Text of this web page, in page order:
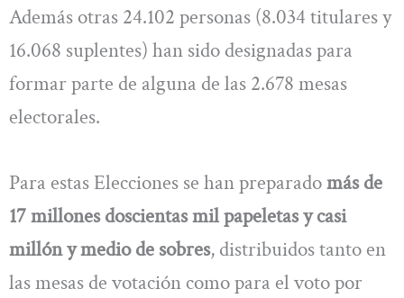
Además otras 24.102 personas (8.034 titulares y
16.068 suplentes) han sido designadas para
formar parte de alguna de las 2.678 mesas
electorales.
Para estas Elecciones se han preparadomás de
17 millones doscientas mil papeletas y casi
millón y medio de sobres, distribuidos tanto en
las mesas de votación como para el voto por